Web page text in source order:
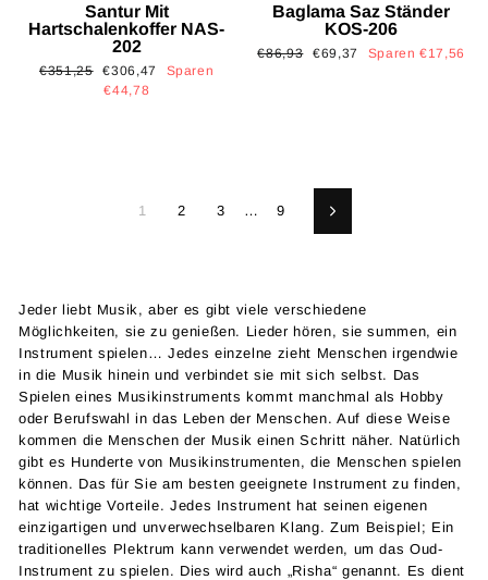
Santur Mit
Hartschalenkoffer NAS-
202
Normaler
€351,25 Sonderpreis
€306,47
Sparen
€44,78
Baglama Saz Ständer
KOS-206
Normaler
€86,93 Sonderpreis
€69,37 Sparen €17,56
1 2 3 … 9 Vorwärts
Jeder liebt Musik, aber es gibt viele verschiedene
Möglichkeiten, sie zu genießen. Lieder hören, sie summen, ein
Instrument spielen… Jedes einzelne zieht Menschen irgendwie
in die Musik hinein und verbindet sie mit sich selbst. Das
Spielen eines Musikinstruments kommt manchmal als Hobby
oder Berufswahl in das Leben der Menschen. Auf diese Weise
kommen die Menschen der Musik einen Schritt näher. Natürlich
gibt es Hunderte von Musikinstrumenten, die Menschen spielen
können. Das für Sie am besten geeignete Instrument zu finden,
hat wichtige Vorteile. Jedes Instrument hat seinen eigenen
einzigartigen und unverwechselbaren Klang. Zum Beispiel; Ein
traditionelles Plektrum kann verwendet werden, um das Oud-
Instrument zu spielen. Dies wird auch „Risha“ genannt. Es dient